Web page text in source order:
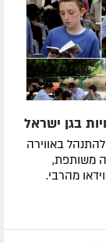
בגן ישראל
באווירה
משותפת,
מהרבי.